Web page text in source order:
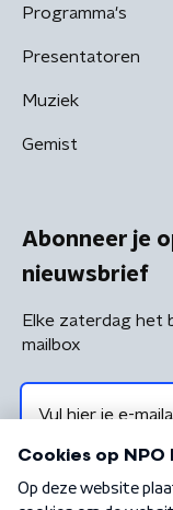
Programma's
Presentatoren
Muziek
Gemist
Abonneer je
nieuwsbrief
Elke zaterdag het
mailbox